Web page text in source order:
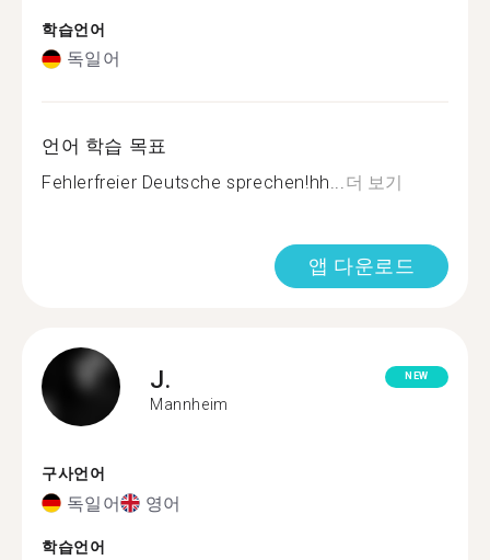
학습언어
독일어
언어 학습 목표
Fehlerfreier Deutsche sprechen!hh...더 보기
앱 다운로드
J.
Mannheim
NEW
구사언어
독일어 영어
학습언어